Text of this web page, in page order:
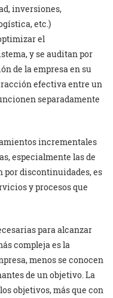
inversiones,
etc.)
el
y se auditan por
de la empresa en su
efectiva entre un
separadamente
incrementales
especialmente las de
por discontinuidades, es
y procesos que
para alcanzar
compleja es la
menos se conocen
de un objetivo. La
objetivos, más que con